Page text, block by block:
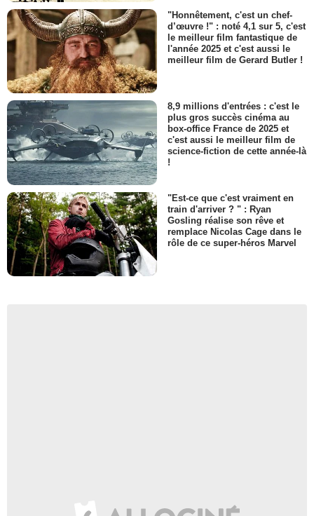
"Honnêtement, c'est un chef-
d’œuvre !" : noté 4,1 sur 5, c'est
le meilleur film fantastique de
l'année 2025 et c'est aussi le
meilleur film de Gerard Butler !
8,9 millions d'entrées : c'est le
plus gros succès cinéma au
box-office France de 2025 et
c'est aussi le meilleur film de
science-fiction de cette année-là
!
"Est-ce que c'est vraiment en
train d'arriver ? " : Ryan
Gosling réalise son rêve et
remplace Nicolas Cage dans le
rôle de ce super-héros Marvel